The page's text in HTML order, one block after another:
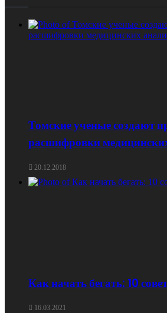
Томские ученые создают
расшифровки
20.12.2018
Как начать бегать: 10
16.03.2021